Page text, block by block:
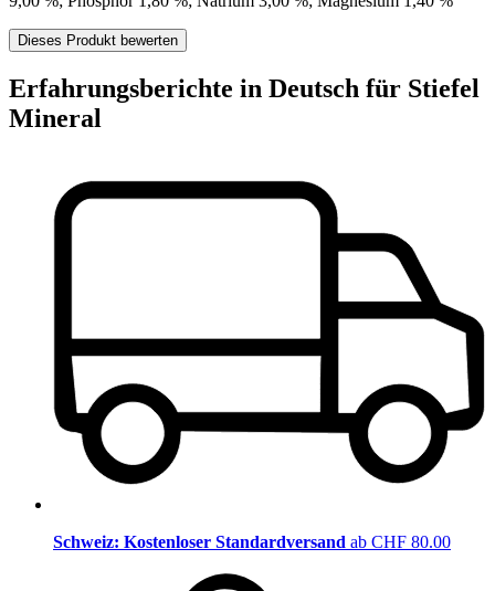
Dieses Produkt bewerten
Erfahrungsberichte in Deutsch für Stiefel
Mineral
Schweiz: Kostenloser Standardversand ab CHF 80.00